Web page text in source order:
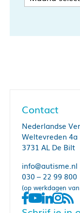
Contact
Nederlandse
Weltevreden 4a
3731 AL De Bilt
info@autisme.nl
030 – 22 99 800
(op werkdagen